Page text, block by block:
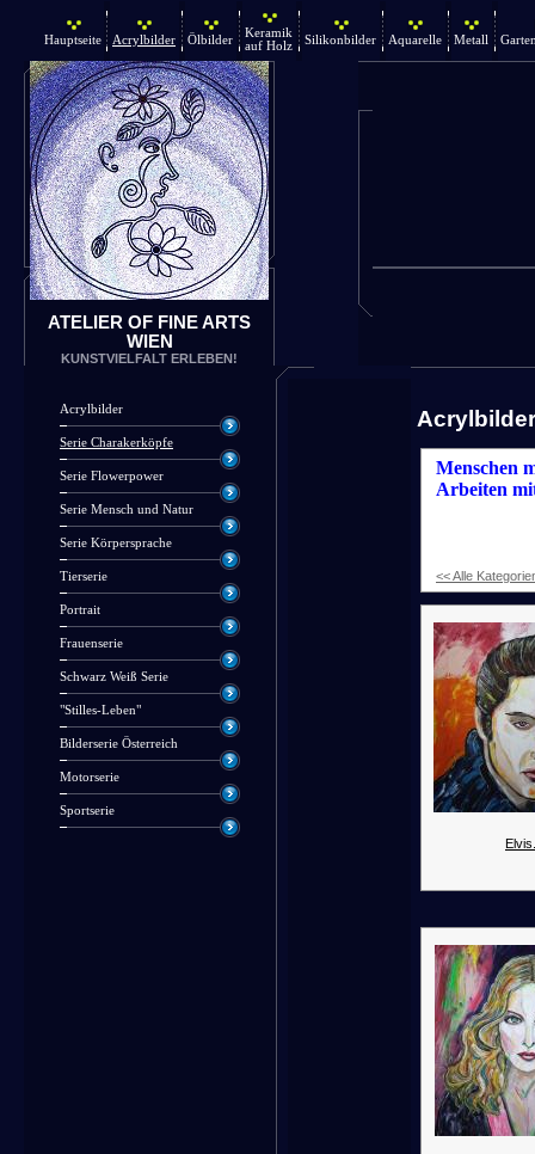
Hauptseite Acrylbilder Ölbilder
Keramik
auf Holz
Silikonbilder Aquarelle Metall
ATELIER OF FINE ARTS
WIEN
KUNSTVIELFALT ERLEBEN!
Acrylbilder
Serie Charakerköpfe
Serie Flowerpower
Serie Mensch und Natur
Serie Körpersprache
Tierserie
Portrait
Frauenserie
Schwarz Weiß Serie
"Stilles-Leben"
Bilderserie Österreich
Motorserie
Sportserie
Acrylbilder
Menschen
Arbeiten
<< Alle